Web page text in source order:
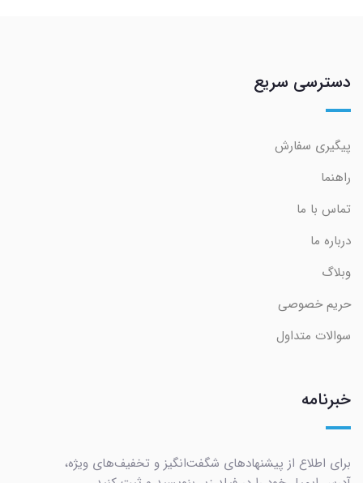
دسترسی سریع
پیگیری سفارش
راهنما
تماس با ما
درباره ما
وبلاگ
حریم خصوصی
سوالات متداول
خبرنامه
برای اطلاع از پیشنهادهای شگفت‌انگیز و تخفیف‌های ویژه،